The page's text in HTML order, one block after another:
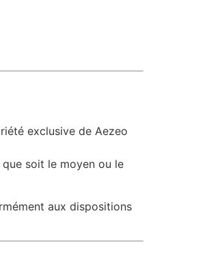
exclusive de Aezeo
soit le moyen ou le
aux dispositions